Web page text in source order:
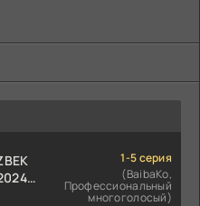
1-5 серия
(BaibaKo,
Профессиональный
многоголосый)